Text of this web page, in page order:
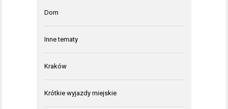
Dom
Inne tematy
Kraków
Krótkie wyjazdy miejskie